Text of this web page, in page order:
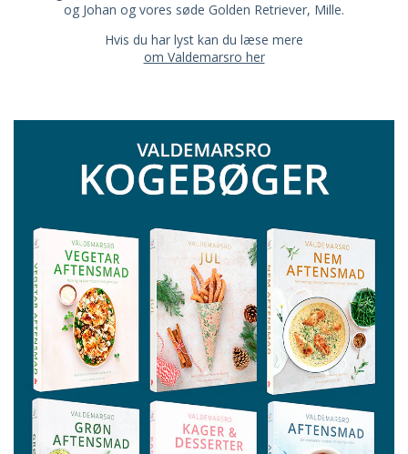
og Johan og vores søde Golden Retriever, Mille.
Hvis du har lyst kan du læse mere
om Valdemarsro her